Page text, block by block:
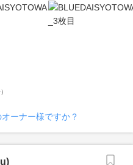
ーナー様ですか？